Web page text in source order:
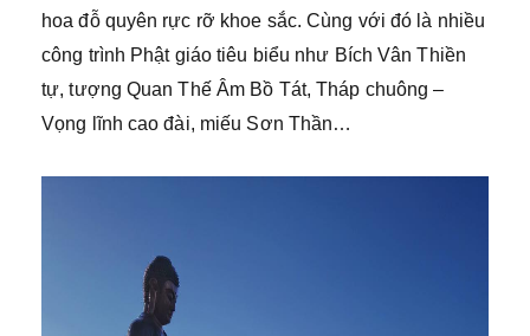
hoa đỗ quyên rực rỡ khoe sắc. Cùng với đó là nhiều
công trình Phật giáo tiêu biểu như Bích Vân Thiền
tự, tượng Quan Thế Âm Bồ Tát, Tháp chuông –
Vọng lĩnh cao đài, miếu Sơn Thần…